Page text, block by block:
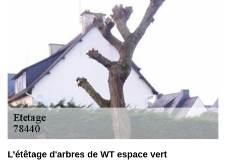
L’étêtage d'arbres de WT espace vert